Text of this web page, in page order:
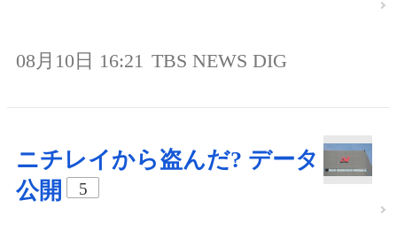
08月10日 16:21 TBS NEWS DIG
ニチレイから盗んだ? データ
公開
5